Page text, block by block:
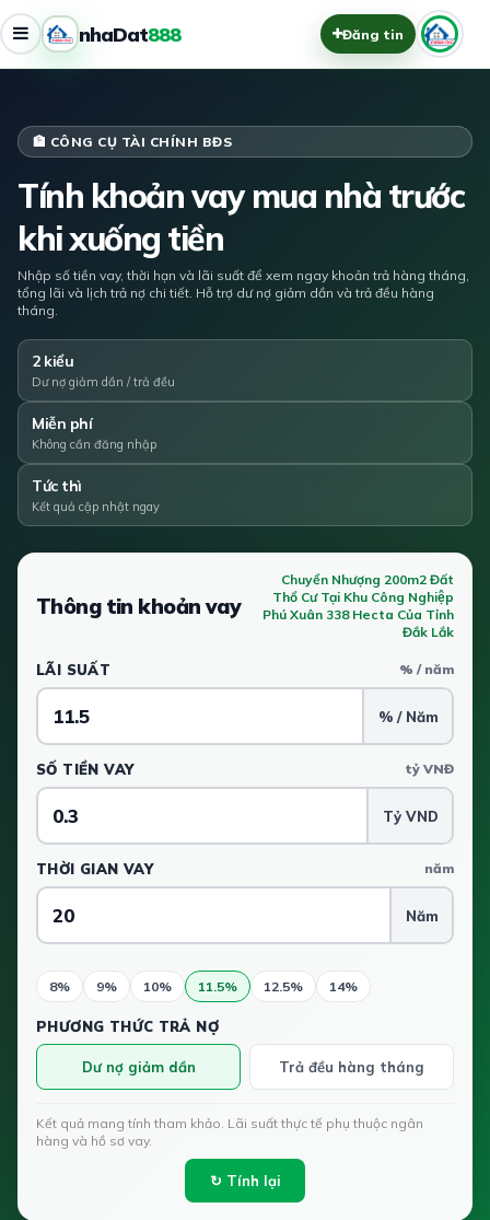
nhaDat888 Đăng tin
🏦 CÔNG CỤ TÀI CHÍNH BĐS
Tính khoản vay mua nhà trước
khi xuống tiền
Nhập số tiền vay, thời hạn và lãi suất để xem ngay khoản trả hàng tháng,
tổng lãi và lịch trả nợ chi tiết. Hỗ trợ dư nợ giảm dần và trả đều hàng
tháng.
2 kiểu
Dư nợ giảm dần / trả đều
Miễn phí
Không cần đăng nhập
Tức thì
Kết quả cập nhật ngay
Thông tin khoản vay
Chuyển Nhượng 200m2 Đất
Thổ Cư Tại Khu Công Nghiệp
Phú Xuân 338 Hecta Của Tỉnh
Đắk Lắk
LÃI SUẤT % / năm
% / Năm
SỐ TIỀN VAY tỷ VNĐ
Tỷ VND
THỜI GIAN VAY năm
Năm
8% 9% 10% 11.5% 12.5% 14%
PHƯƠNG THỨC TRẢ NỢ
Dư nợ giảm dần Trả đều hàng tháng
Kết quả mang tính tham khảo. Lãi suất thực tế phụ thuộc ngân
hàng và hồ sơ vay.
↻ Tính lại